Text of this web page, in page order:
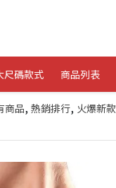
尺碼款式 商品列表
商品, 熱銷排行, 火爆新款